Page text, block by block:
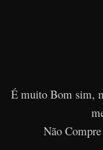
É muito Bom sim,
Não